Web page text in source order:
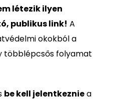
létezik ilyen
publikus link! A
okokból a
többlépcsős folyamat
be kell jelentkezniea